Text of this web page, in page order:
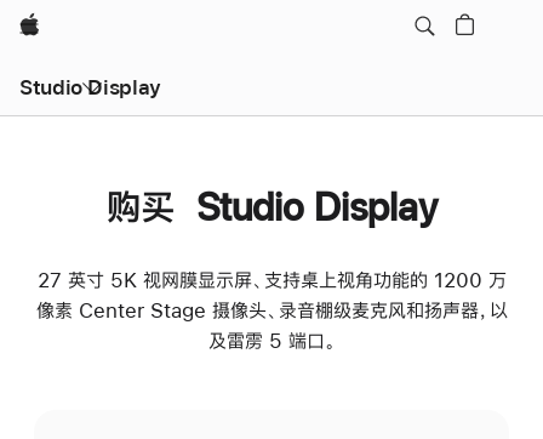
Apple
Studio Display
购买 Studio Display
27 英寸 5K 视网膜显示屏、支持桌上视角功能的 1200 万
像素 Center Stage 摄像头、录音棚级麦克风和扬声器，以
及雷雳 5 端口。